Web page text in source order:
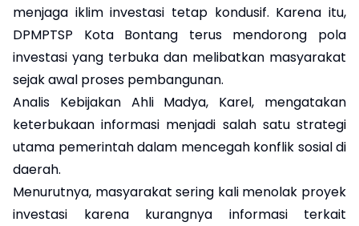
menjaga iklim investasi tetap kondusif. Karena itu,
DPMPTSP Kota Bontang terus mendorong pola
investasi yang terbuka dan melibatkan masyarakat
sejak awal proses pembangunan.
Analis Kebijakan Ahli Madya, Karel, mengatakan
keterbukaan informasi menjadi salah satu strategi
utama pemerintah dalam mencegah konflik sosial di
daerah.
Menurutnya, masyarakat sering kali menolak proyek
investasi karena kurangnya informasi terkait